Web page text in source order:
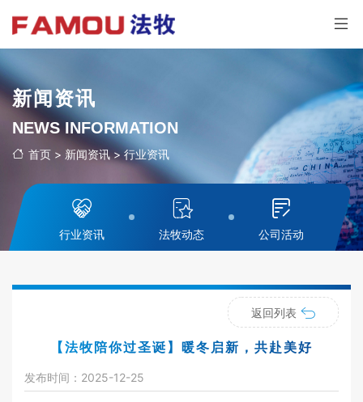
新闻资讯
NEWS INFORMATION
首页 > 新闻资讯>行业资讯
行业资讯 法牧动态 公司活动
【法牧陪你过圣诞】暖冬启新，共赴美好
返回列表
发布时间：2025-12-25